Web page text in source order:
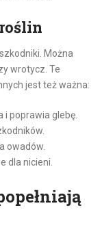
Można
wrotycz. Te
jest też ważna:
poprawia glebę.
owadów.
dla nicieni.